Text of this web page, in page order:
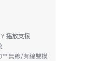
播放支援
無線/有線雙模